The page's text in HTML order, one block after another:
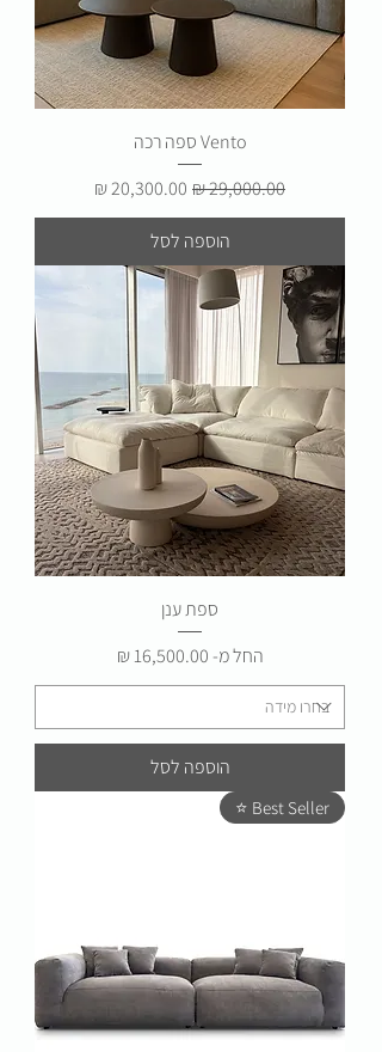
Vento ספה רכה
מחיר רגיל
מחיר מבצע
הוספה לסל
ספת ענן
החל מ-
מחיר מבצע
הוספה לסל
Best Seller ⭐